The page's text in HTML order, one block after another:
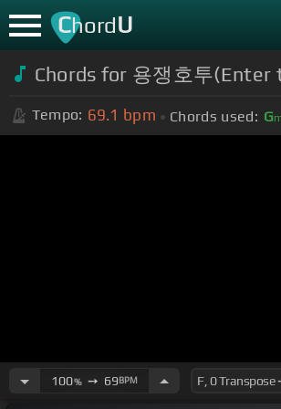
ChordU
Chords for 용쟁호투(Enter
Tempo: 69.1 bpm Chords used: G
100%➙ 69BPM